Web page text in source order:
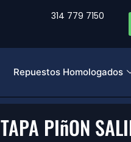
314 779 7150
Repuestos Homologados
TAPA PIñON